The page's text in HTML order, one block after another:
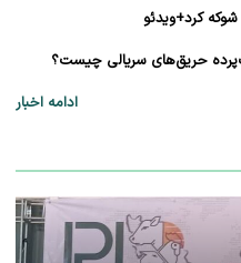
کرد+ویدئو
ادامه اخبار